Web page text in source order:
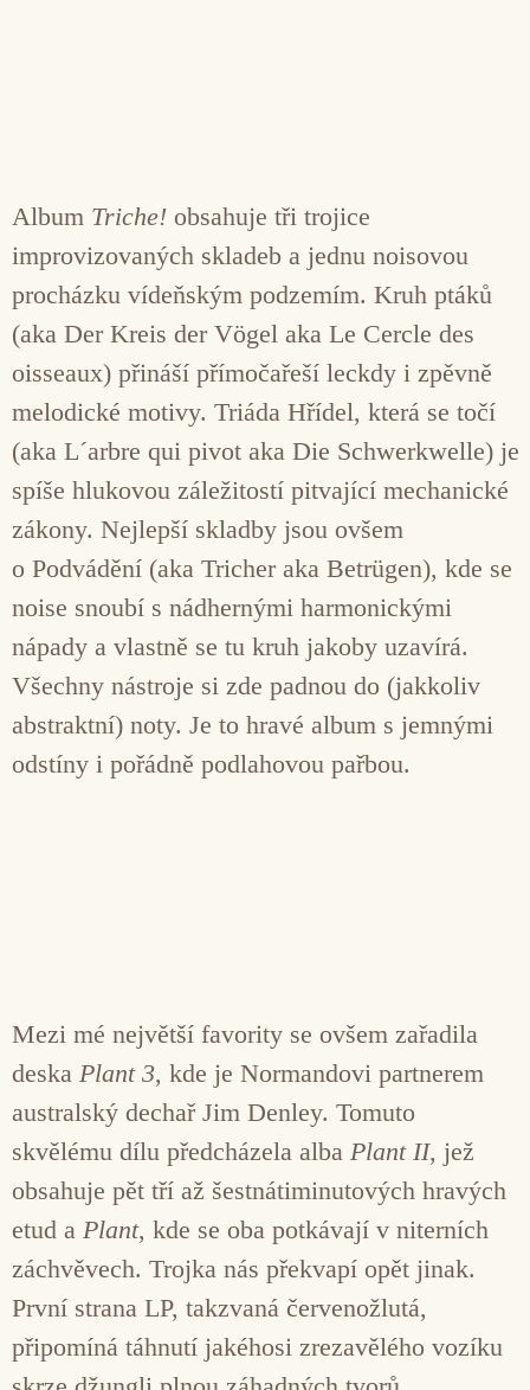
Album Triche! obsahuje tři trojice
improvizovaných skladeb a jednu noisovou
procházku vídeňským podzemím. Kruh ptáků
(aka Der Kreis der Vögel aka Le Cercle des
oisseaux) přináší přímočařeší leckdy i zpěvně
melodické motivy. Triáda Hřídel, která se točí
(aka L´arbre qui pivot aka Die Schwerkwelle) je
spíše hlukovou záležitostí pitvající mechanické
zákony. Nejlepší skladby jsou ovšem
o Podvádění (aka Tricher aka Betrügen), kde se
noise snoubí s nádhernými harmonickými
nápady a vlastně se tu kruh jakoby uzavírá.
Všechny nástroje si zde padnou do (jakkoliv
abstraktní) noty. Je to hravé album s jemnými
odstíny i pořádně podlahovou pařbou.
Mezi mé největší favority se ovšem zařadila
deska Plant 3, kde je Normandovi partnerem
australský dechař Jim Denley. Tomuto
skvělému dílu předcházela alba Plant II, jež
obsahuje pět tří až šestnátiminutových hravých
etud a Plant, kde se oba potkávají v niterních
záchvěvech. Trojka nás překvapí opět jinak.
První strana LP, takzvaná červenožlutá,
připomíná táhnutí jakéhosi zrezavělého vozíku